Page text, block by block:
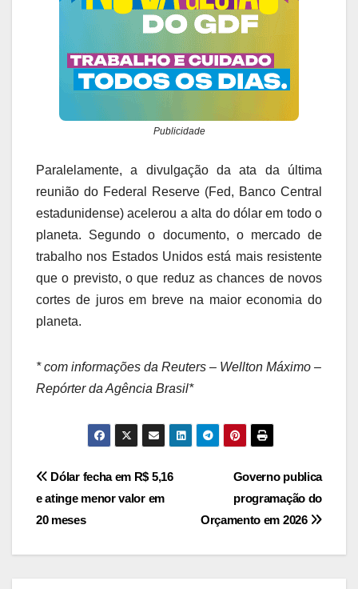
Publicidade
Paralelamente, a divulgação da ata da última
reunião do Federal Reserve (Fed, Banco Central
estadunidense) acelerou a alta do dólar em todo o
planeta. Segundo o documento, o mercado de
trabalho nos Estados Unidos está mais resistente
que o previsto, o que reduz as chances de novos
cortes de juros em breve na maior economia do
planeta.
* com informações da Reuters – Wellton Máximo –
Repórter da Agência Brasil*
Navegação
de
Post
Governo publica
programação do
Orçamento em 2026
Dólar fecha em R$ 5,16
e atinge menor valor em
20 meses